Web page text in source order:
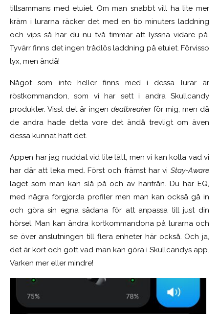
tillsammans med etuiet. Om man snabbt vill ha lite mer
kräm i lurarna räcker det med en tio minuters laddning
och vips så har du nu två timmar att lyssna vidare på.
Tyvärr finns det ingen trådlös laddning på etuiet. Förvisso
lyx, men ändå!
Något som inte heller finns med i dessa lurar är
röstkommandon, som vi har sett i andra Skullcandy
produkter. Visst det är ingen dealbreakerför mig, men då
de andra hade detta vore det ändå trevligt om även
dessa kunnat haft det.
Appen har jag nuddat vid lite lätt, men vi kan kolla vad vi
har där att leka med. Först och främst har vi Stay-Aware
läget som man kan slå på och av härifrån. Du har EQ,
med några förgjorda profiler men man kan också gå in
och göra sin egna sådana för att anpassa till just din
hörsel. Man kan ändra kortkommandona på lurarna och
se över anslutningen till flera enheter här också. Och ja,
det är kort och gott vad man kan göra i Skullcandys app.
Varken mer eller mindre!